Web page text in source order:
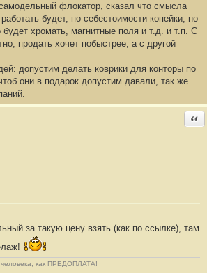
флокатор, сказал что смысла
будет, по себестоимости копейки, но
будет хромать, магнитные поля и т.д. и т.п. С
продать хочет побыстрее, а с другой
допустим делать коврики для конторы по
они в подарок допустим давали, так же
за такую цену взять (как по ссылке), там
человека, как ПРЕДОПЛАТА!